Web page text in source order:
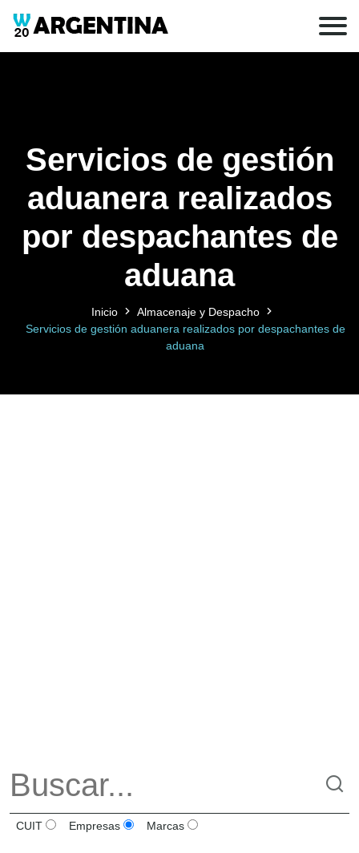
Servicios de gestión
aduanera realizados
por despachantes de
aduana
Inicio
Almacenaje y Despacho
Servicios de gestión aduanera realizados por despachantes de
aduana
CUIT Empresas Marcas